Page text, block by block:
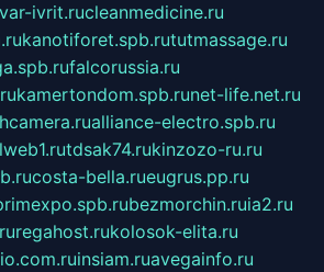
ivrit.rucleanmedicine.ru
kanotiforet.spb.rututmassage.ru
falcorussia.ru
kamertondom.spb.runet-life.net.ru
alliance-electro.spb.ru
tdsak74.rukinzozo-ru.ru
costa-bella.rueugrus.pp.ru
bezmorchin.ruia2.ru
regahost.rukolosok-elita.ru
insiam.ruavegainfo.ru